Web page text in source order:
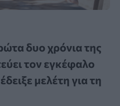
δυο χρόνια της
τον εγκέφαλο
μελέτη για τη